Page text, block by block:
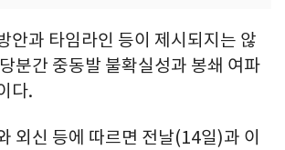
안과 타임라인 등이 제시되지는 않
분간 중동발 불확실성과 봉쇄 여파
다.
외신 등에 따르면 전날(14일)과 이